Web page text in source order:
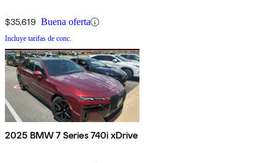
$35,619 Buena oferta
Incluye tarifas de conc.
2025 BMW 7 Series 740i xDrive